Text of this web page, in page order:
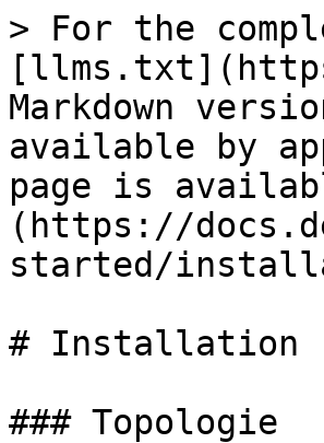
> For the
Markdown
available by
page is
(https://
started/
# Installation
### Topologie